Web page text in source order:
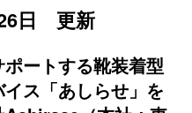
日 更新
ートする靴装着型
ス「あしらせ」を